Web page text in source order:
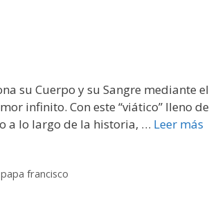
su Cuerpo y su Sangre mediante el
infinito. Con este “viático” lleno de
a lo largo de la historia, … Leer más
papa francisco